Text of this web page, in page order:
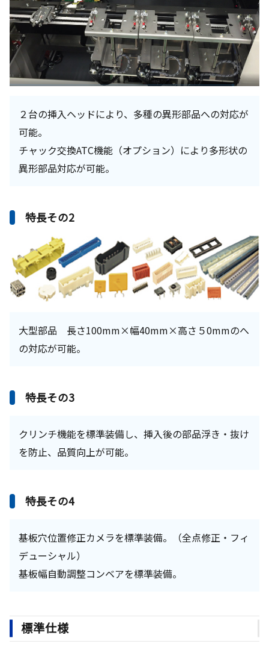
２台の挿入ヘッドにより、多種の異形部品への対応が
可能。
チャック交換ATC機能（オプション）により多形状の
異形部品対応が可能。
特長その2
大型部品 長さ100mm×幅40mm×高さ５0mmのへ
の対応が可能。
特長その3
クリンチ機能を標準装備し、挿入後の部品浮き・抜け
を防止、品質向上が可能。
特長その4
基板穴位置修正カメラを標準装備。（全点修正・フィ
デューシャル）
基板幅自動調整コンベアを標準装備。
標準仕様